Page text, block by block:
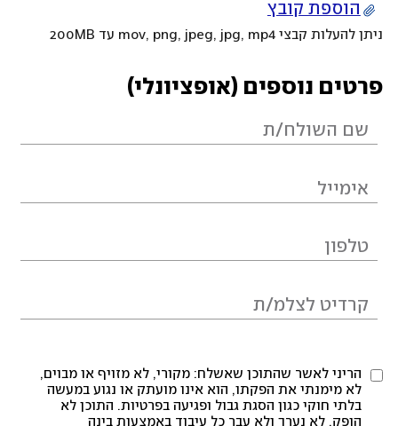
הוספת קובץ
ניתן להעלות קבצי mov, png, jpeg, jpg, mp4 עד 200MB
פרטים נוספים (אופציונלי)
הריני לאשר שהתוכן שאשלח: מקורי, לא מזויף או מבוים,
לא מימנתי את הפקתו, הוא אינו מועתק או נגוע במעשה
בלתי חוקי כגון הסגת גבול ופגיעה בפרטיות. התוכן לא
הופק, לא נערך ולא עבר כל עיבוד באמצעות בינה